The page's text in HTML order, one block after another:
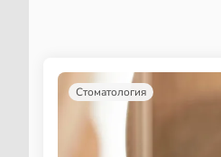
Стоматология